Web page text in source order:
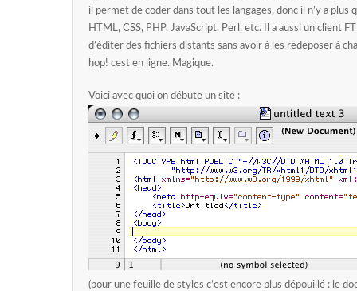
il permet de coder dans tout les langages, donc il n’y a plus
HTML, CSS, PHP, JavaScript, Perl, etc. Il a aussi un client
d’éditer des fichiers distants sans avoir à les redeposer à
hop! cest en ligne. Magique.
Voici avec quoi on débute un site :
(pour une feuille de styles c’est encore plus dépouillé : le